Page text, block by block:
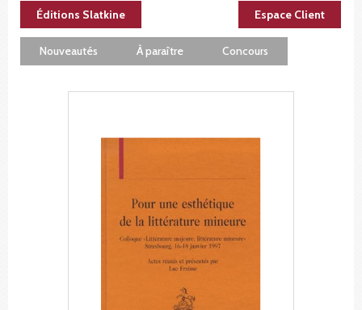
Éditions Slatkine Espace Client
Nouveautés À paraître Concours